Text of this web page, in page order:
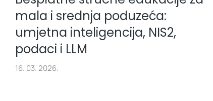
mala i srednja poduzeća:
umjetna inteligencija, NIS2,
podaci i LLM
16. 03. 2026.